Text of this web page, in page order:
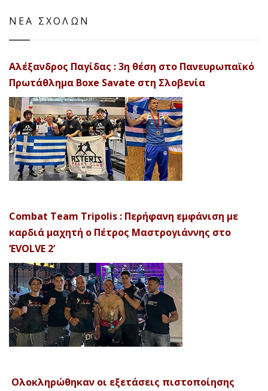
ΝΕΑ ΣΧΟΛΩΝ
Αλέξανδρος Παγίδας : 3η θέση στο Πανευρωπαϊκό
Πρωτάθλημα Boxe Savate στη Σλοβενία
Combat Team Tripolis : Περήφανη εμφάνιση με
καρδιά μαχητή ο Πέτρος Μαστρογιάννης στο
‘EVOLVE 2’
Ολοκληρώθηκαν οι εξετάσεις πιστοποίησης